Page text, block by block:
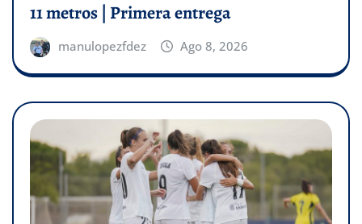
11 metros | Primera entrega
manulopezfdez Ago 8, 2026